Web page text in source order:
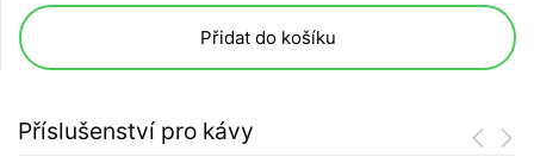
Přidat do košíku
Příslušenství pro kávy